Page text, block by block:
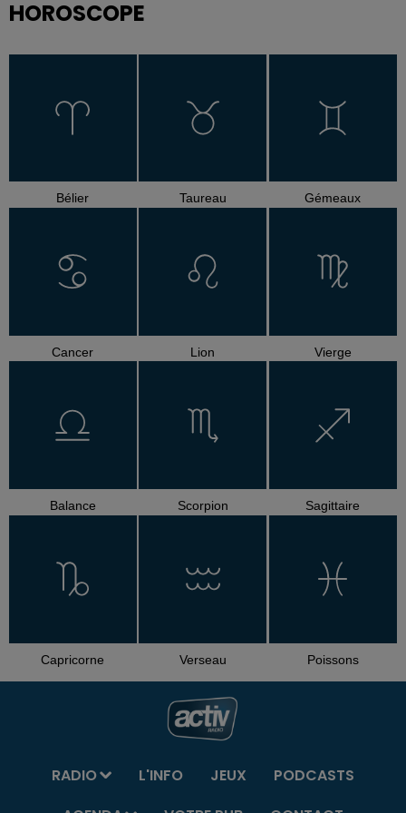
HOROSCOPE
Bélier Taureau Gémeaux
Cancer Lion Vierge
Balance Scorpion Sagittaire
Capricorne Verseau Poissons
RADIO L'INFO JEUX
PODCASTS